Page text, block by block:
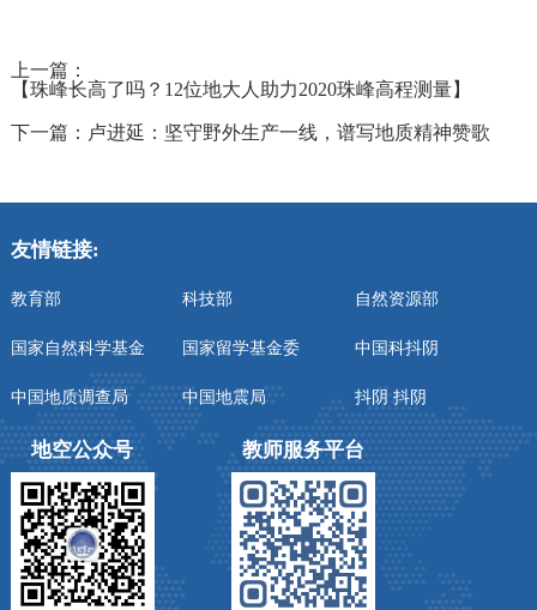
上一篇：
【珠峰长高了吗？12位地大人助力2020珠峰高程测量】
下一篇： 卢进延：坚守野外生产一线，谱写地质精神赞歌
友情链接:
教育部 科技部 自然资源部
国家自然科学基金 国家留学基金委 中国科抖阴
中国地质调查局 中国地震局 抖阴 抖阴
地空公众号 教师服务平台